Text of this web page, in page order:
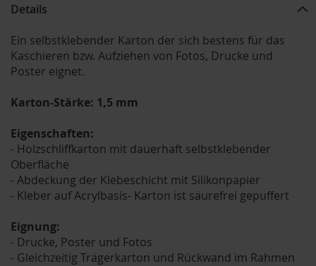
Details
Ein selbstklebender Karton der sich bestens für das
Kaschieren bzw. Aufziehen von Fotos, Drucke und
Poster eignet.
Karton-Stärke: 1,5 mm
Eigenschaften:
- Holzschliffkarton mit dauerhaft selbstklebender
Oberfläche
- Abdeckung der Klebeschicht mit Silikonpapier
- Kleber auf Acrylbasis- Karton ist säurefrei gepuffert
Eignung:
- Drucke, Poster und Fotos
- Gleichzeitig Trägerkarton und Rückwand im Rahmen